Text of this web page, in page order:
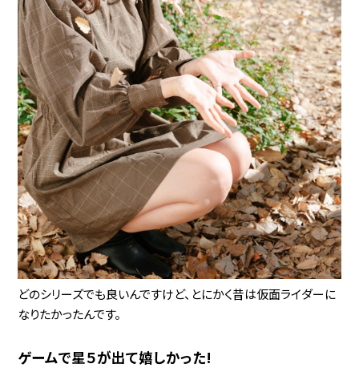
どのシリーズでも良いんですけど、とにかく昔は仮面ライダーに
なりたかったんです。
ゲームで星５が出て嬉しかった!